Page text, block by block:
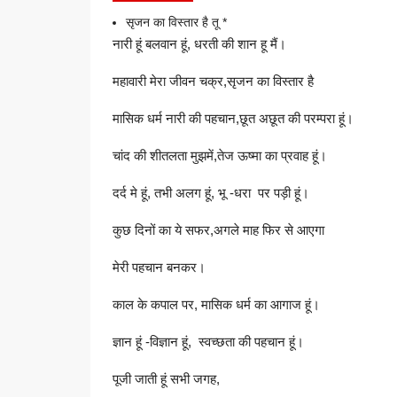
सृजन का विस्तार है तू *
नारी हूं बलवान हूं, धरती की शान हू मैं।
महावारी मेरा जीवन चक्र,सृजन का विस्तार है
मासिक धर्म नारी की पहचान,छूत अछूत की परम्परा हूं।
चांद की शीतलता मुझमें,तेज ऊष्मा का प्रवाह हूं।
दर्द मे हूं, तभी अलग हूं, भू -धरा पर पड़ी हूं।
कुछ दिनों का ये सफर,अगले माह फिर से आएगा
मेरी पहचान बनकर।
काल के कपाल पर, मासिक धर्म का आगाज हूं।
ज्ञान हूं -विज्ञान हूं, स्वच्छता की पहचान हूं।
पूजी जाती हूं सभी जगह,